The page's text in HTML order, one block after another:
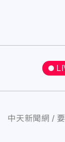
中天新聞網